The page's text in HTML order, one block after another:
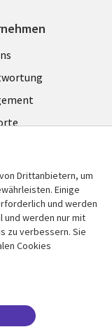
Hinweise
Drittanbietern, um
Einige
und werden
werden nur mit
zu verbessern. Sie
Cookies